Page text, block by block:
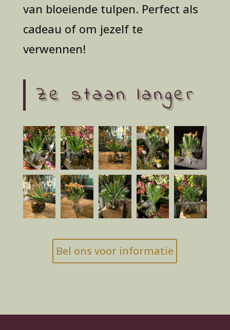
van bloeiende tulpen. Perfect als
cadeau of om jezelf te
verwennen!
Ze staan langer
Bel ons voor informatie